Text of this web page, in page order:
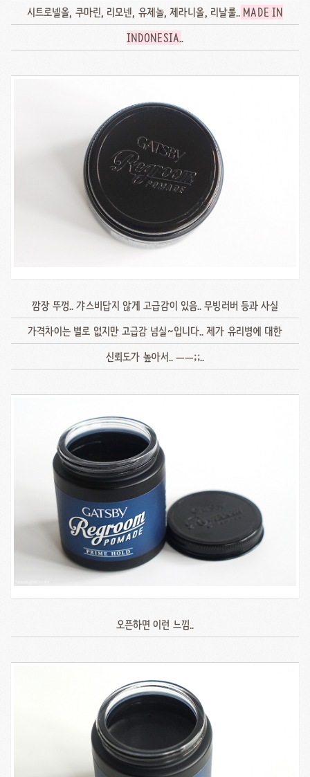
시트로넬올, 쿠마린, 리모넨, 유제놀, 제라니올, 리날룰.. MADE IN
INDONESIA..
깜장 뚜껑.. 갸스비답지 않게 고급감이 있음.. 무빙러버 등과 사실
가격차이는 별로 없지만 고급감 넘실~입니다.. 제가 유리병에 대한
신뢰도가 높아서.. ㅡㅡ;;..
오픈하면 이런 느낌..